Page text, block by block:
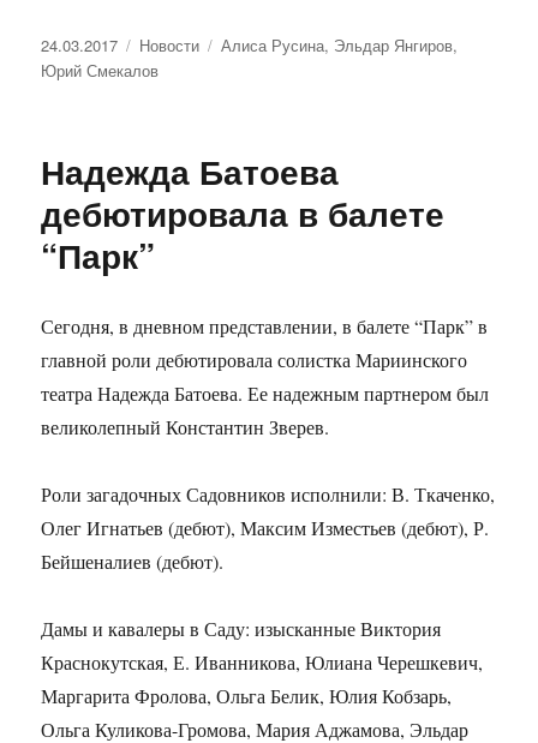
Опубликовано
24.03.2017 Рубрики
Новости Метки
Алиса Русина, Эльдар Янгиров,
Юрий Смекалов
Надежда Батоева
дебютировала в балете
“Парк”
Сегодня, в дневном представлении, в балете “Парк” в
главной роли дебютировала солистка Мариинского
театра Надежда Батоева. Ее надежным партнером был
великолепный Константин Зверев.
Роли загадочных Садовников исполнили: В. Ткаченко,
Олег Игнатьев (дебют), Максим Изместьев (дебют), Р.
Бейшеналиев (дебют).
Дамы и кавалеры в Саду: изысканные Виктория
Краснокутская, Е. Иванникова, Юлиана Черешкевич,
Маргарита Фролова, Ольга Белик, Юлия Кобзарь,
Ольга Куликова-Громова, Мария Аджамова, Эльдар